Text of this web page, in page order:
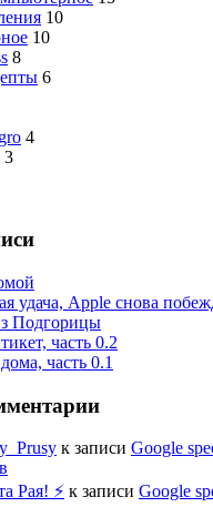
10
10
8
6
4
3
удача, Apple снова
Подгорицы
часть 0.2
часть 0.1
к записи Google
Рая! ⚡ к записи Google